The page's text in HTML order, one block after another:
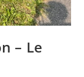
– Le